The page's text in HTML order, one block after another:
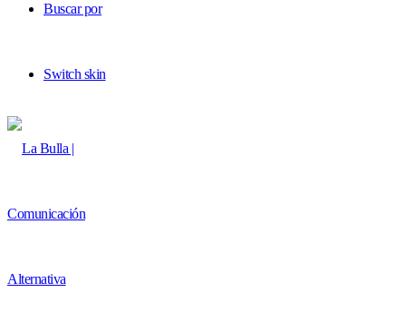
Buscar por
Switch skin